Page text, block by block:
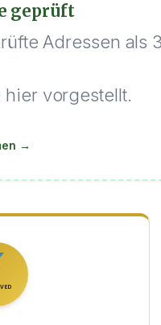
geprüft
Adressen als
vorgestellt.
→